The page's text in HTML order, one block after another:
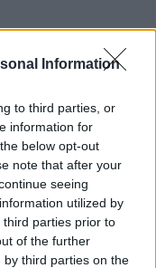
Information
to third parties, or
information for
below opt-out
note that after your
seeing
utilized by
parties prior to
of the further
third parties on the
ο νέος Κώδικας
Ο δράστης σκότωσε
μετά πυροβόλησε